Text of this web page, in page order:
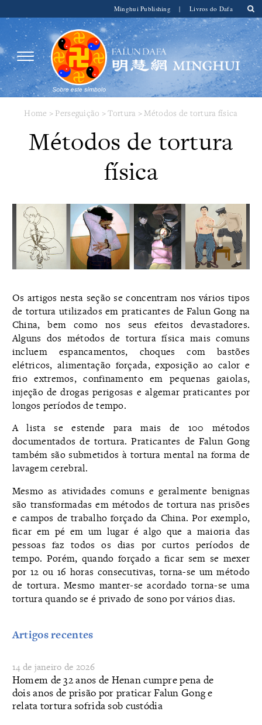
Minghui Publishing | Livros do Dafa
Home > Perseguição >Tortura >Métodos de tortura física
Métodos de tortura
física
Os artigos nesta seção se concentram nos vários tipos
de tortura utilizados em praticantes de Falun Gong na
China, bem como nos seus efeitos devastadores.
Alguns dos métodos de tortura física mais comuns
incluem espancamentos, choques com bastões
elétricos, alimentação forçada, exposição ao calor e
frio extremos, confinamento em pequenas gaiolas,
injeção de drogas perigosas e algemar praticantes por
longos períodos de tempo.
A lista se estende para mais de 100 métodos
documentados de tortura. Praticantes de Falun Gong
também são submetidos à tortura mental na forma de
lavagem cerebral.
Mesmo as atividades comuns e geralmente benignas
são transformadas em métodos de tortura nas prisões
e campos de trabalho forçado da China. Por exemplo,
ficar em pé em um lugar é algo que a maioria das
pessoas faz todos os dias por curtos períodos de
tempo. Porém, quando forçado a ficar sem se mexer
por 12 ou 16 horas consecutivas, torna-se um método
de tortura. Mesmo manter-se acordado torna-se uma
tortura quando se é privado de sono por vários dias.
Artigos recentes
14 de janeiro de 2026
​Homem de 32 anos de Henan cumpre pena de
dois anos de prisão por praticar Falun Gong e
relata tortura sofrida sob custódia